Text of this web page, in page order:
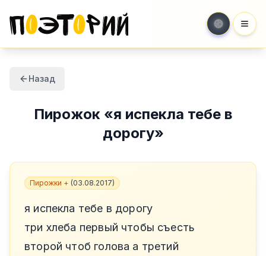
Назад
Пирожок «я испекла тебе в
дорогу»
Пирожки + (03.08.2017)
я испекла тебе в дорогу
три хлеба первый чтобы съесть
второй чтоб голова а третий